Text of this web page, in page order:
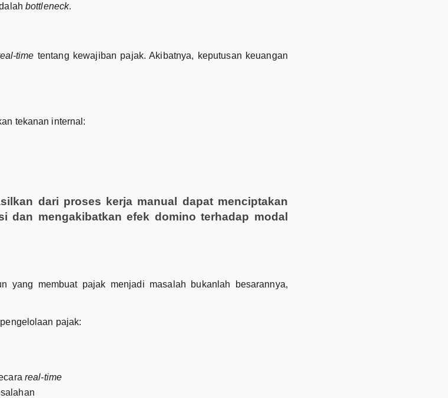
bottleneck.
time tentang kewajiban pajak. Akibatnya, keputusan keuangan
tekanan internal:
dari proses kerja manual dapat menciptakan
dan mengakibatkan efek domino terhadap modal
membuat pajak menjadi masalah bukanlah besarannya,
pajak:
real-time